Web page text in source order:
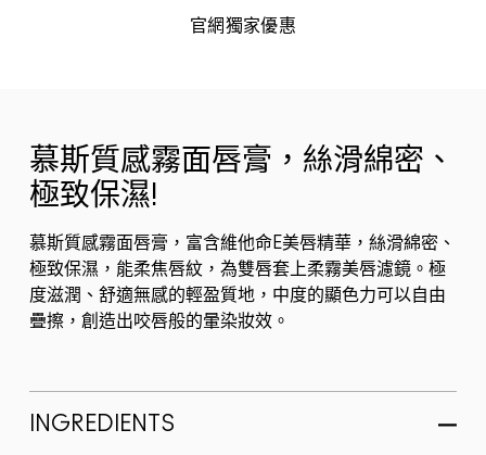
官網獨家優惠
慕斯質感霧面唇膏，絲滑綿密、
極致保濕!
慕斯質感霧面唇膏，富含維他命E美唇精華，絲滑綿密、
極致保濕，能柔焦唇紋，為雙唇套上柔霧美唇濾鏡。極
度滋潤、舒適無感的輕盈質地，中度的顯色力可以自由
疊擦，創造出咬唇般的暈染妝效。
INGREDIENTS